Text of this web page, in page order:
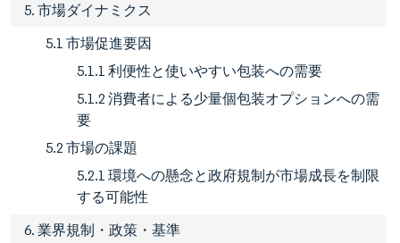
5. 市場ダイナミクス
5.1 市場促進要因
5.1.1 利便性と使いやすい包装への需要
5.1.2 消費者による少量個包装オプションへの需
要
5.2 市場の課題
5.2.1 環境への懸念と政府規制が市場成長を制限
する可能性
6. 業界規制・政策・基準